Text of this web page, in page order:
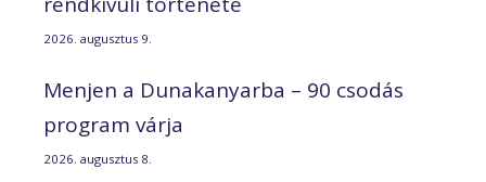
2026. augusztus 9.
Menjen a Dunakanyarba – 90 csodás
program várja
2026. augusztus 8.